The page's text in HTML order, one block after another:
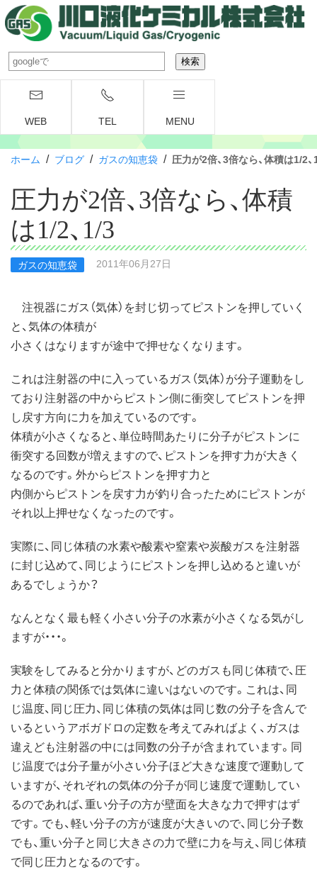
WEB TEL MENU
ホーム / ブログ / ガスの知恵袋 / 圧力が2倍、3倍なら、体積は1/2
圧力が2倍、3倍なら、体積
は1/2、1/3
ガスの知恵袋 2011年06月27日
注視器にガス（気体）を封じ切ってピストンを押していく
と、気体の体積が
小さくはなりますが途中で押せなくなります。
これは注射器の中に入っているガス（気体）が分子運動をし
ており注射器の中からピストン側に衝突してピストンを押
し戻す方向に力を加えているのです。
体積が小さくなると、単位時間あたりに分子がピストンに
衝突する回数が増えますので、ピストンを押す力が大きく
なるのです。外からピストンを押す力と
内側からピストンを戻す力が釣り合ったためにピストンが
それ以上押せなくなったのです。
実際に、同じ体積の水素や酸素や窒素や炭酸ガスを注射器
に封じ込めて、同じようにピストンを押し込めると違いが
あるでしょうか？
なんとなく最も軽く小さい分子の水素が小さくなる気がし
ますが・・・。
実験をしてみると分かりますが、どのガスも同じ体積で、圧
力と体積の関係では気体に違いはないのです。これは、同
じ温度、同じ圧力、同じ体積の気体は同じ数の分子を含んで
いるというアボガドロの定数を考えてみればよく、ガスは
違えども注射器の中には同数の分子が含まれています。同
じ温度では分子量が小さい分子ほど大きな速度で運動して
いますが、それぞれの気体の分子が同じ速度で運動してい
るのであれば、重い分子の方が壁面を大きな力で押すはず
です。でも、軽い分子の方が速度が大きいので、同じ分子数
でも、重い分子と同じ大きさの力で壁に力を与え、同じ体積
で同じ圧力となるのです。